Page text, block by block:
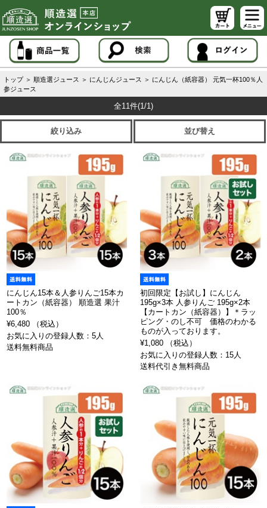
トップ ＞ 順造選ジュース ＞ にんじんジュース ＞ にんじん（紙容器） 元気一杯100％人
参ジュース
全11件(1/1)
絞り込み 並び替え
にんじん15本＆人参りんご15本カ
ートカン（紙容器） 順造選 果汁
100％
¥6,480 （税込）
お気に入りの登録人数：5人
送料無料商品
初回限定【お試し】にんじん
195g×3本 人参りんご 195g×2本
【カートカン（紙容器）】＊ラッ
ピング・のし不可 価格のわかる
ものが入っております。
¥1,080 （税込）
お気に入りの登録人数：15人
送料代引き無料商品